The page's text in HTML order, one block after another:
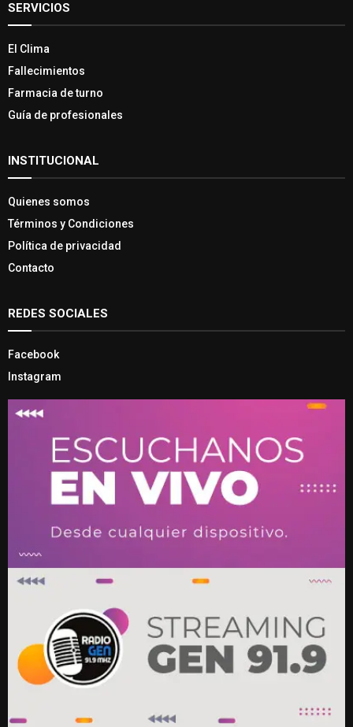
SERVICIOS
El Clima
Fallecimientos
Farmacia de turno
Guía de profesionales
INSTITUCIONAL
Quienes somos
Términos y Condiciones
Política de privacidad
Contacto
REDES SOCIALES
Facebook
Instagram